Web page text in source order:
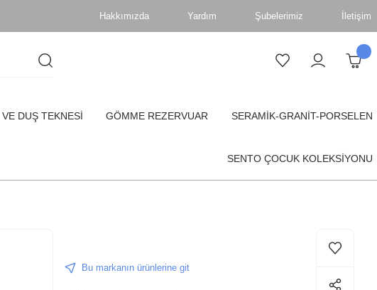
Hakkımızda Yardım Şubelerimiz İletişim
DUŞ TEKNESİ GÖMME REZERVUAR SERAMİK-GRANİT-PORSELEN
SENTO ÇOCUK KOLEKSİYONU
Bu markanın ürünlerine git